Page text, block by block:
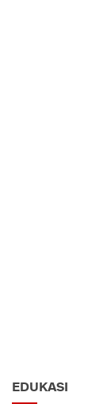
EDUKASI